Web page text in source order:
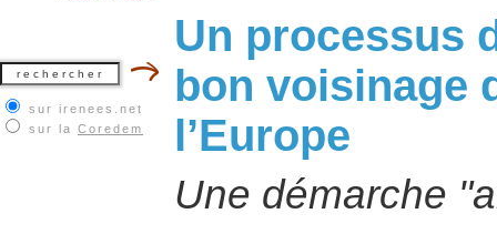
sur irenees.net
sur la Coredem
Un processus
bon voisinage
l’Europe
Une démarche